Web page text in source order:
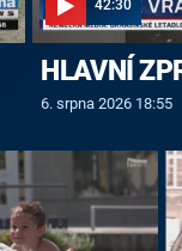
42:30
HLAVNÍ
6. srpna 2026 18:55